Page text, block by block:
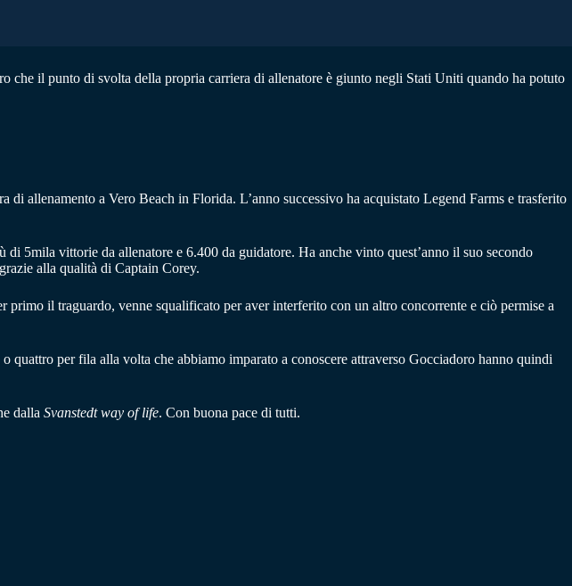
che il punto di svolta della propria carriera di allenatore è giunto negli Stati Uniti quando ha potuto
allenamento a Vero Beach in Florida. L’anno successivo ha acquistato Legend Farms e trasferito
5mila vittorie da allenatore e 6.400 da guidatore. Ha anche vinto quest’anno il suo secondo
alla qualità di Captain Corey.
il traguardo, venne squalificato per aver interferito con un altro concorrente e ciò permise a
per fila alla volta che abbiamo imparato a conoscere attraverso Gocciadoro hanno quindi
dalla Svanstedt way of life. Con buona pace di tutti.